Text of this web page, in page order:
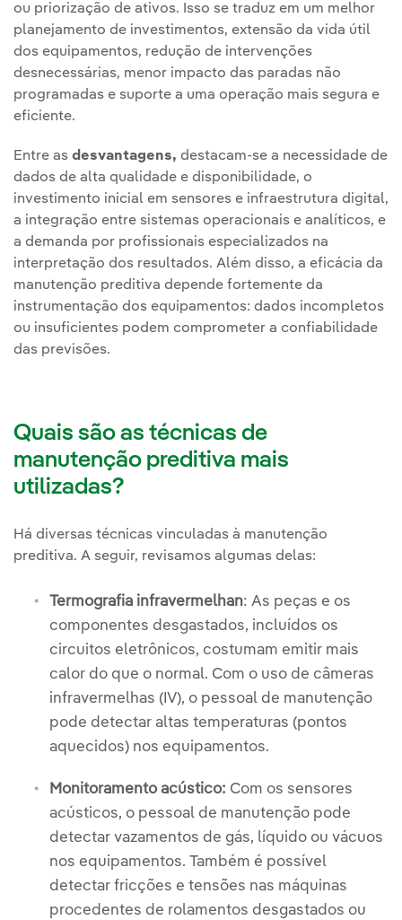
ou priorização de ativos. Isso se traduz em um melhor
planejamento de investimentos, extensão da vida útil
dos equipamentos, redução de intervenções
desnecessárias, menor impacto das paradas não
programadas e suporte a uma operação mais segura e
eficiente.
Entre as desvantagens, destacam-se a necessidade de
dados de alta qualidade e disponibilidade, o
investimento inicial em sensores e infraestrutura digital,
a integração entre sistemas operacionais e analíticos, e
a demanda por profissionais especializados na
interpretação dos resultados. Além disso, a eficácia da
manutenção preditiva depende fortemente da
instrumentação dos equipamentos: dados incompletos
ou insuficientes podem comprometer a confiabilidade
das previsões.
Quais são as técnicas de
manutenção preditiva mais
utilizadas?
Há diversas técnicas vinculadas à manutenção
preditiva. A seguir, revisamos algumas delas:
Termografia infravermelhan: As peças e os
componentes desgastados, incluídos os
circuitos eletrônicos, costumam emitir mais
calor do que o normal. Com o uso de câmeras
infravermelhas (IV), o pessoal de manutenção
pode detectar altas temperaturas (pontos
aquecidos) nos equipamentos.
Monitoramento acústico: Com os sensores
acústicos, o pessoal de manutenção pode
detectar vazamentos de gás, líquido ou vácuos
nos equipamentos. Também é possível
detectar fricções e tensões nas máquinas
procedentes de rolamentos desgastados ou